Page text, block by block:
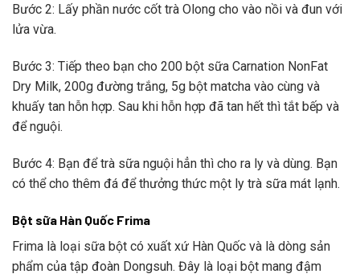
Bước 2: Lấy phần nước cốt trà Olong cho vào nồi và đun với
lửa vừa.
Bước 3: Tiếp theo bạn cho 200 bột sữa Carnation NonFat
Dry Milk, 200g đường trắng, 5g bột matcha vào cùng và
khuấy tan hỗn hợp. Sau khi hỗn hợp đã tan hết thì tắt bếp và
để nguội.
Bước 4: Bạn để trà sữa nguội hẳn thì cho ra ly và dùng. Bạn
có thể cho thêm đá để thưởng thức một ly trà sữa mát lạnh.
Bột sữa Hàn Quốc Frima
Frima là loại sữa bột có xuất xứ Hàn Quốc và là dòng sản
phẩm của tập đoàn Dongsuh. Đây là loại bột mang đậm